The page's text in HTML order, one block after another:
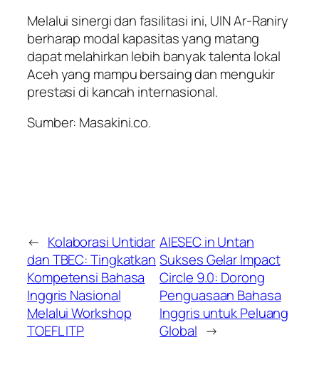
Melalui sinergi dan fasilitasi ini, UIN Ar-Raniry
berharap modal kapasitas yang matang
dapat melahirkan lebih banyak talenta lokal
Aceh yang mampu bersaing dan mengukir
prestasi di kancah internasional.
Sumber: Masakini.co.
← Kolaborasi Untidar
dan TBEC: Tingkatkan
Kompetensi Bahasa
Inggris Nasional
Melalui Workshop
TOEFL ITP
AIESEC in Untan
Sukses Gelar Impact
Circle 9.0: Dorong
Penguasaan Bahasa
Inggris untuk Peluang
Global →